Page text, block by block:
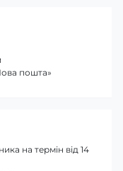
пошта»
на термін від 14